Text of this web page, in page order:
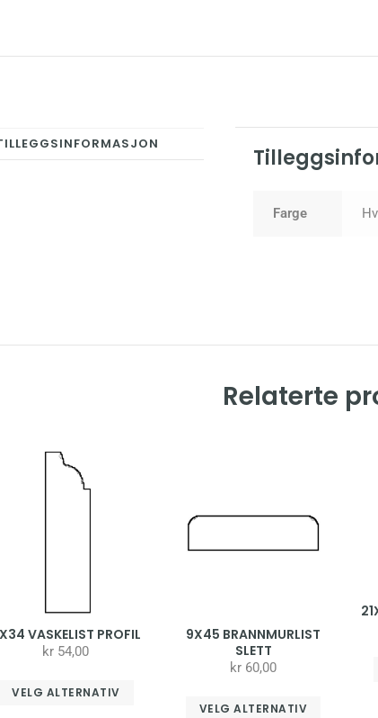
Farge
Relaterte
VASKELIST PROFIL
kr 54,00
VELG ALTERNATIV
9X45 BRANNMURLIST
SLETT
kr 60,00
VELG ALTERNATIV